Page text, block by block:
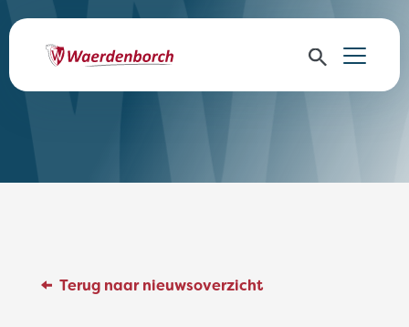
Terug naar nieuwsoverzicht